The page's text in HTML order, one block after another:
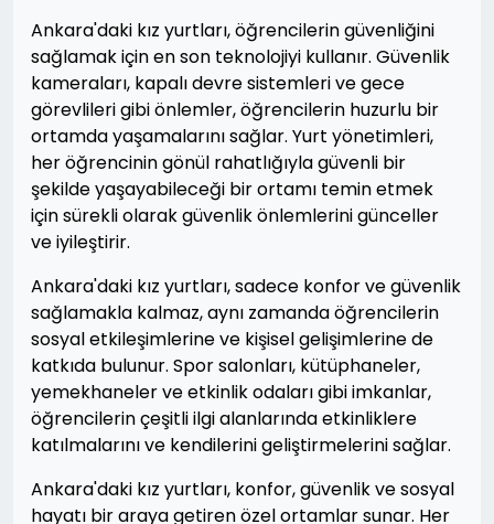
Ankara'daki kız yurtları, öğrencilerin güvenliğini
sağlamak için en son teknolojiyi kullanır. Güvenlik
kameraları, kapalı devre sistemleri ve gece
görevlileri gibi önlemler, öğrencilerin huzurlu bir
ortamda yaşamalarını sağlar. Yurt yönetimleri,
her öğrencinin gönül rahatlığıyla güvenli bir
şekilde yaşayabileceği bir ortamı temin etmek
için sürekli olarak güvenlik önlemlerini günceller
ve iyileştirir.
Ankara'daki kız yurtları, sadece konfor ve güvenlik
sağlamakla kalmaz, aynı zamanda öğrencilerin
sosyal etkileşimlerine ve kişisel gelişimlerine de
katkıda bulunur. Spor salonları, kütüphaneler,
yemekhaneler ve etkinlik odaları gibi imkanlar,
öğrencilerin çeşitli ilgi alanlarında etkinliklere
katılmalarını ve kendilerini geliştirmelerini sağlar.
Ankara'daki kız yurtları, konfor, güvenlik ve sosyal
hayatı bir araya getiren özel ortamlar sunar. Her